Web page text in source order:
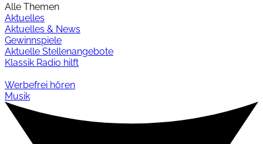
Alle Themen
Aktuelles
Aktuelles & News
Gewinnspiele
Aktuelle Stellenangebote
Klassik Radio hilft
Werbefrei hören
Musik